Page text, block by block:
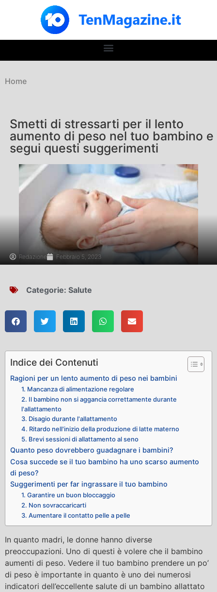
Home
Smetti di stressarti per il lento
aumento di peso nel tuo bambino e
segui questi suggerimenti
Redazione Febbraio 5, 2023
Categorie: Salute
Indice dei Contenuti
Ragioni per un lento aumento di peso nei bambini
1. Mancanza di alimentazione regolare
2. Il bambino non si aggancia correttamente durante
l'allattamento
3. Disagio durante l'allattamento
4. Ritardo nell'inizio della produzione di latte materno
5. Brevi sessioni di allattamento al seno
Quanto peso dovrebbero guadagnare i bambini?
Cosa succede se il tuo bambino ha uno scarso aumento
di peso?
Suggerimenti per far ingrassare il tuo bambino
1. Garantire un buon bloccaggio
2. Non sovraccaricarti
3. Aumentare il contatto pelle a pelle
In quanto madri, le donne hanno diverse
preoccupazioni. Uno di questi è volere che il bambino
aumenti di peso. Vedere il tuo bambino prendere un po’
di peso è importante in quanto è uno dei numerosi
indicatori dell’eccellente salute di un bambino allattato